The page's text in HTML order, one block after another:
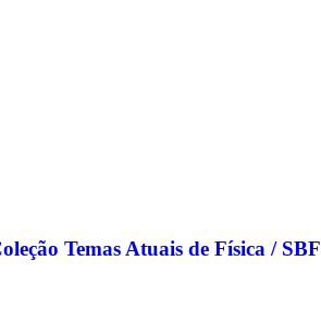
Temas Atuais de Física / SBF